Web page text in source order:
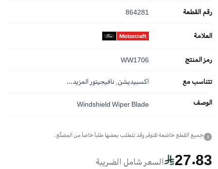
رقم القطعة 864281
العلامة
رمز المنتج WW1706
تتناسب مع اكسبيديشن, نافيجيتور المزيد...
الوصف Windshield Wiper Blade
i جميع القطع خاضعة للتوفر وقد تتطلب بعضها طلباً خاصاً من المصنّع.
27.83 السعر شامل الضريبة